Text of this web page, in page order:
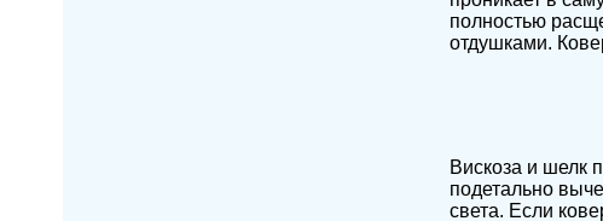
полностью
отдушками.
Вискоза и шелк
подетально
света. Если